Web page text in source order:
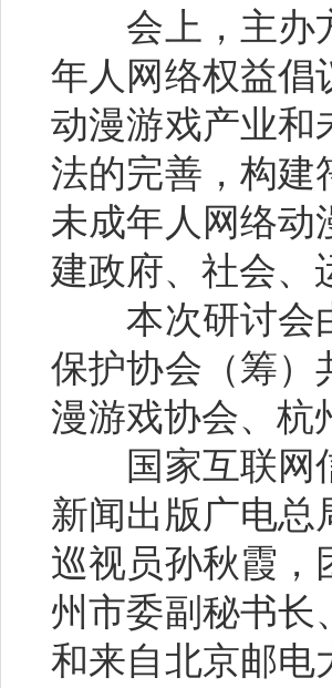
会上，主办方
年人网络权益倡
动漫游戏产业和
法的完善，构建
未成年人网络动
建政府、社会、
本次研讨会由
保护协会（筹）
漫游戏协会、杭
国家互联网信
新闻出版广电总
巡视员孙秋霞，
州市委副秘书长
和来自北京邮电